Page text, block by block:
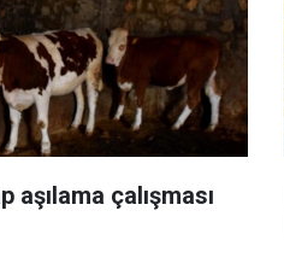
aşılama çalışması